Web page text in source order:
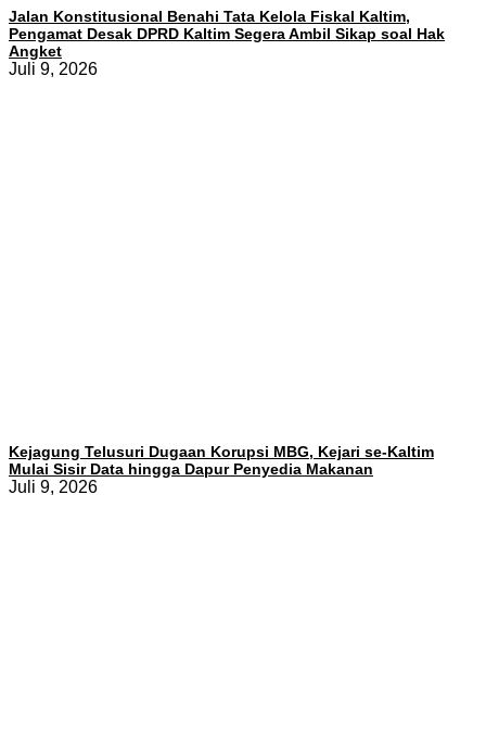
Jalan Konstitusional Benahi Tata Kelola Fiskal Kaltim,
Pengamat Desak DPRD Kaltim Segera Ambil Sikap soal Hak
Angket
Juli 9, 2026
Kejagung Telusuri Dugaan Korupsi MBG, Kejari se-Kaltim
Mulai Sisir Data hingga Dapur Penyedia Makanan
Juli 9, 2026